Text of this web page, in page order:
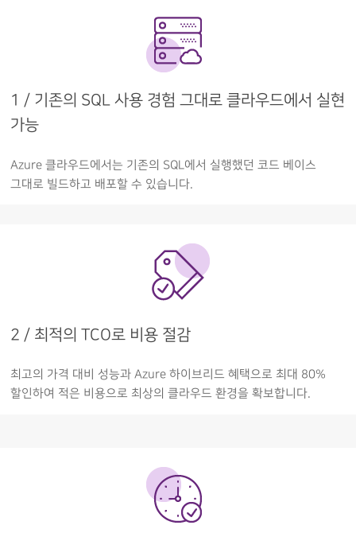
1 / 기존의 SQL 사용 경험 그대로 클라우드에서 실현
가능
Azure 클라우드에서는 기존의 SQL에서 실행했던 코드 베이스
그대로 빌드하고 배포할 수 있습니다.
2 / 최적의 TCO로 비용 절감
최고의 가격 대비 성능과 Azure 하이브리드 혜택으로 최대 80%
할인하여 적은 비용으로 최상의 클라우드 환경을 확보합니다.